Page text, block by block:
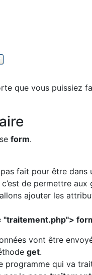
que vous puissiez
form.
pas fait pour être
de permettre
ajouter les
"traitement.php">
vont être
get.
programme qui va